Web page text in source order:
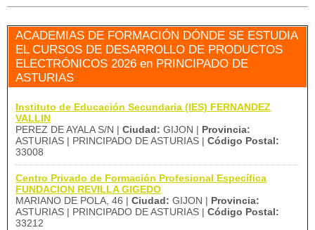
ACADEMIAS DE FORMACIÓN DÓNDE SE ESTUDIA
EL CURSOS DE DESARROLLO DE PRODUCTOS
ELECTRÓNICOS 2026 en PRINCIPADO DE
ASTURIAS
Instituto de Educación Secundaria (IES) FERNANDEZ
VALLIN
PEREZ DE AYALA S/N | Ciudad: GIJON | Provincia:
ASTURIAS | PRINCIPADO DE ASTURIAS | Código Postal:
33008
Centro Privado de Formación Profesional Específica
FUNDACION REVILLA GIGEDO
MARIANO DE POLA, 46 | Ciudad: GIJON | Provincia:
ASTURIAS | PRINCIPADO DE ASTURIAS | Código Postal:
33212